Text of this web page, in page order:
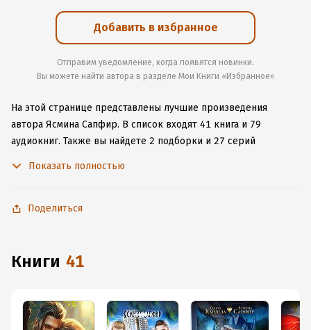
Добавить в избранное
Отправим уведомление, когда появятся новинки.
Вы можете найти автора в разделе Мои Книги «Избранное»
На этой странице представлены лучшие произведения
автора Ясмина Сапфир. В список входят 41 книга и 79
аудиокниг. Также вы найдете 2 подборки и 27 серий
приложение для iOS или Android, чтобы не расставаться
Показать полностью
Поделиться
книги 41